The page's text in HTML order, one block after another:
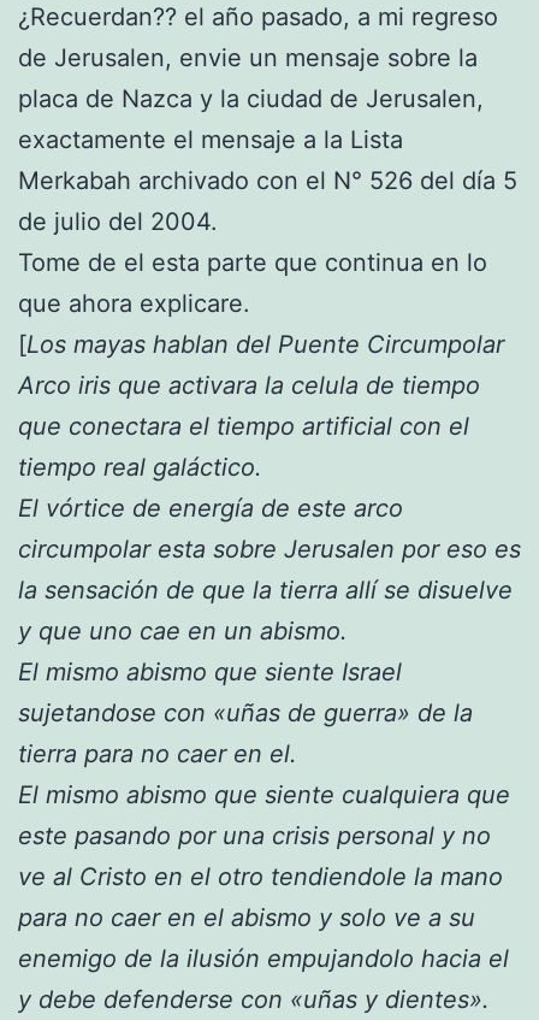
¿Recuerdan?? el año pasado, a mi regreso
de Jerusalen, envie un mensaje sobre la
placa de Nazca y la ciudad de Jerusalen,
exactamente el mensaje a la Lista
Merkabah archivado con el N° 526 del día 5
de julio del 2004.
Tome de el esta parte que continua en lo
que ahora explicare.
[Los mayas hablan del Puente Circumpolar
Arco iris que activara la celula de tiempo
que conectara el tiempo artificial con el
tiempo real galáctico.
El vórtice de energía de este arco
circumpolar esta sobre Jerusalen por eso es
la sensación de que la tierra allí se disuelve
y que uno cae en un abismo.
El mismo abismo que siente Israel
sujetandose con «uñas de guerra» de la
tierra para no caer en el.
El mismo abismo que siente cualquiera que
este pasando por una crisis personal y no
ve al Cristo en el otro tendiendole la mano
para no caer en el abismo y solo ve a su
enemigo de la ilusión empujandolo hacia el
y debe defenderse con «uñas y dientes».